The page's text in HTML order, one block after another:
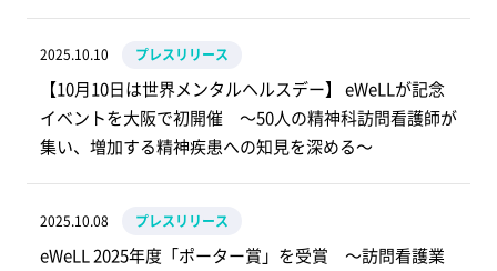
2025.10.10 プレスリリース
【10月10日は世界メンタルヘルスデー】 eWeLLが記念
イベントを大阪で初開催 ～50人の精神科訪問看護師が
集い、増加する精神疾患への知見を深める～
2025.10.08 プレスリリース
eWeLL 2025年度「ポーター賞」を受賞 ～訪問看護業